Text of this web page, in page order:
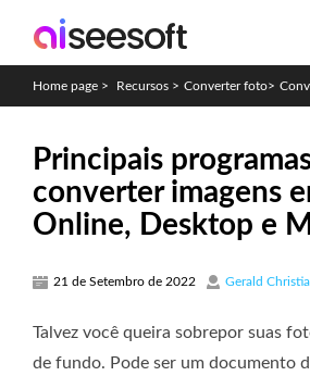
Home page > Recursos > Converter foto>
Principais
converter imagens
Online, Desktop e
21 de Setembro de 2022 Gerald
Talvez você queira sobrepor suas
de fundo. Pode ser um documento